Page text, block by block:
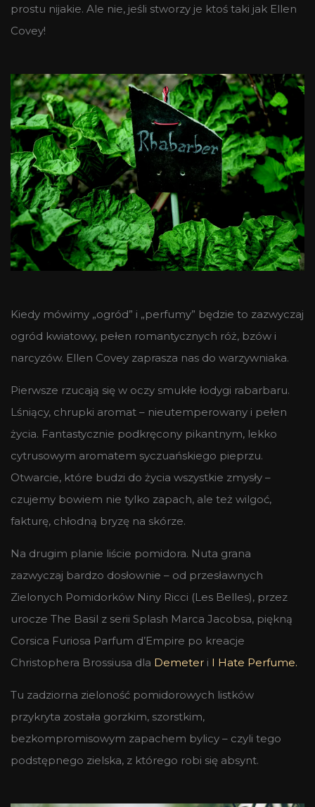
prostu nijakie. Ale nie, jeśli stworzy je ktoś taki jak Ellen
Covey!
Kiedy mówimy „ogród” i „perfumy” będzie to zazwyczaj
ogród kwiatowy, pełen romantycznych róż, bzów i
narcyzów. Ellen Covey zaprasza nas do warzywniaka.
Pierwsze rzucają się w oczy smukłe łodygi rabarbaru.
Lśniący, chrupki aromat – nieutemperowany i pełen
życia. Fantastycznie podkręcony pikantnym, lekko
cytrusowym aromatem syczuańskiego pieprzu.
Otwarcie, które budzi do życia wszystkie zmysły –
czujemy bowiem nie tylko zapach, ale też wilgoć,
fakturę, chłodną bryzę na skórze.
Na drugim planie liście pomidora. Nuta grana
zazwyczaj bardzo dosłownie – od przesławnych
Zielonych Pomidorków Niny Ricci (Les Belles), przez
urocze The Basil z serii Splash Marca Jacobsa, piękną
Corsica Furiosa Parfum d’Empire po kreacje
Christophera Brossiusa dla Demeter i I Hate Perfume.
Tu zadziorna zieloność pomidorowych listków
przykryta została gorzkim, szorstkim,
bezkompromisowym zapachem bylicy – czyli tego
podstępnego zielska, z którego robi się absynt.